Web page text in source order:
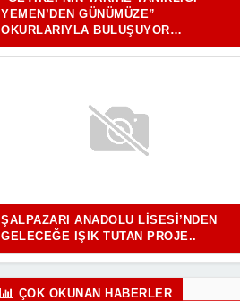
YEMEN’DEN GÜNÜMÜZE”
OKURLARIYLA BULUŞUYOR…
ŞALPAZARI ANADOLU LISESI’NDEN
GELECEĞE IŞIK TUTAN PROJE..
ÇOK OKUNAN HABERLER